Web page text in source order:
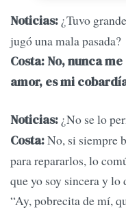
Noticias: ¿Tuvo
jugó una mala pasada?
Costa: No, nunca
amor, es mi
Noticias: ¿No se lo
Costa:No, si siempre
para repararlos, lo
que yo soy sincera y lo
“Ay, pobrecita de mí,